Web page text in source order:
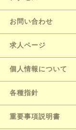
お問い合わせ
求人ページ
個人情報について
各種指針
重要事項説明書